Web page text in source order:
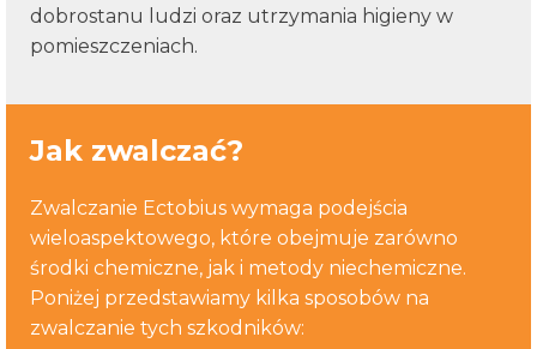
dobrostanu ludzi oraz utrzymania higieny w
pomieszczeniach.
Jak zwalczać?
Zwalczanie Ectobius wymaga podejścia
wieloaspektowego, które obejmuje zarówno
środki chemiczne, jak i metody niechemiczne.
Poniżej przedstawiamy kilka sposobów na
zwalczanie tych szkodników: